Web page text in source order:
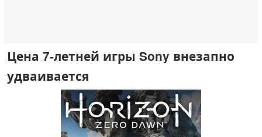
Цена 7-летней игры Sony внезапно
удваивается